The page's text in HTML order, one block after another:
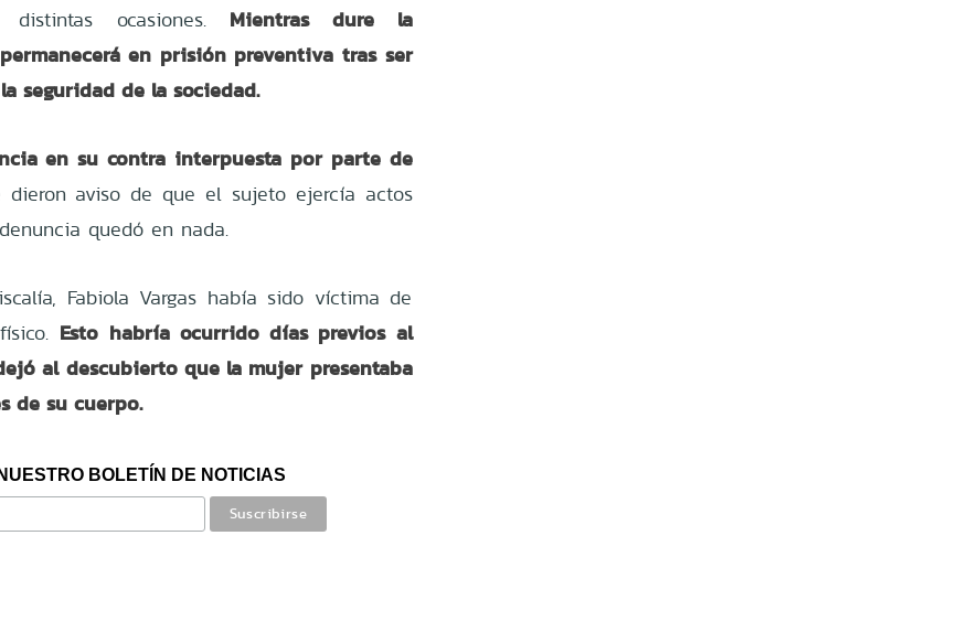
ocasiones.
Mientras dure la
en prisión preventiva tras ser
seguridad de la sociedad.
en su contra interpuesta por parte de
dieron aviso de que el sujeto ejercía actos
quedó en nada.
Fabiola Vargas había sido víctima de
Esto habría ocurrido días previos al
al descubierto que la mujer presentaba
de su cuerpo.
BOLETÍN DE NOTICIAS